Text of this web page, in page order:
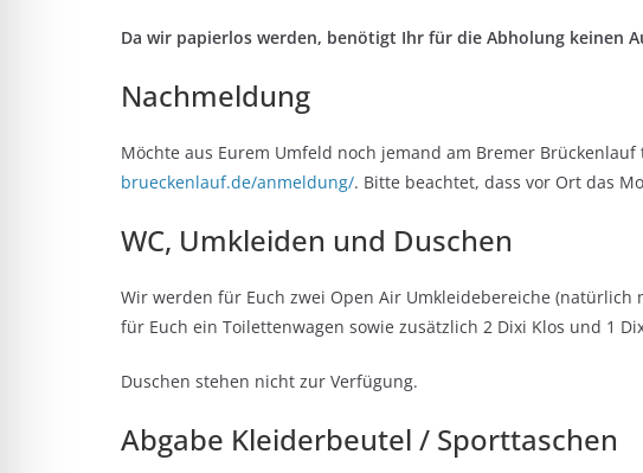
Da wir papierlos werden, benötigt Ihr für die Abholung keinen
Nachmeldung
Möchte aus Eurem Umfeld noch jemand am Bremer
brueckenlauf.de/anmeldung/. Bitte beachtet, dass vor Ort das
WC, Umkleiden und Duschen
Wir werden für Euch zwei Open Air Umkleidebereiche (natürlich
für Euch ein Toilettenwagen sowie zusätzlich 2 Dixi Klos und 1
Duschen stehen nicht zur Verfügung.
Abgabe Kleiderbeutel / Sporttaschen